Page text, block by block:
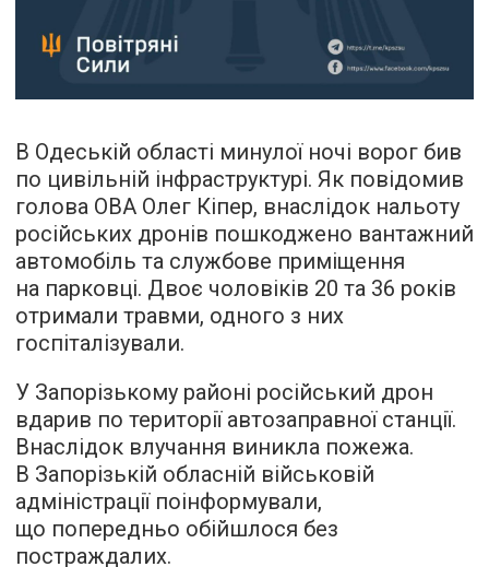
В Одеській області минулої ночі ворог бив
по цивільній інфраструктурі. Як повідомив
голова ОВА Олег Кіпер, внаслідок нальоту
російських дронів пошкоджено вантажний
автомобіль та службове приміщення
на парковці. Двоє чоловіків 20 та 36 років
отримали травми, одного з них
госпіталізували.
У Запорізькому районі російський дрон
вдарив по території автозаправної станції.
Внаслідок влучання виникла пожежа.
В Запорізькій обласній військовій
адміністрації поінформували,
що попередньо обійшлося без
постраждалих.